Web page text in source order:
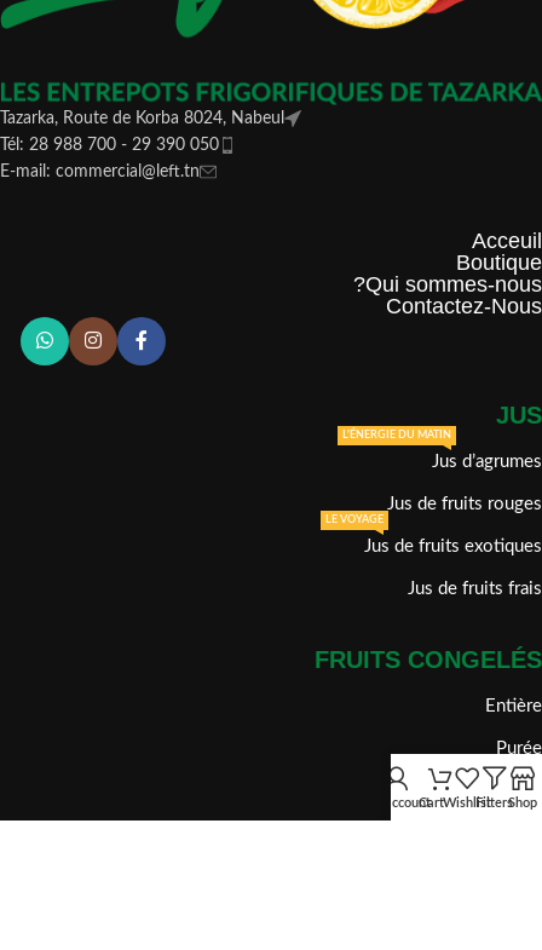
Tazarka, Route de Korba 8024, Nabeul
Tél: 28 988 700 - 29 390 050
E-mail: commercial@left.tn
Acceuil
Boutique
Qui sommes-nous?
Contactez-Nous
JUS
Jus d’agrumes
L'ÉNERGIE DU MATIN
Jus de fruits rouges
Jus de fruits exotiques
LE VOYAGE
Jus de fruits frais
FRUITS CONGELÉS
Entière
Purée
crumble
Shop
Filters
Wishlist
Cart
My account